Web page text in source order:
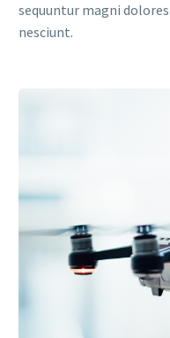
sequuntur magni
nesciunt.